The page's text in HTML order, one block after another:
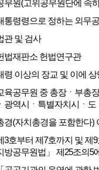
무원(고위공무원단에 속
통령령으로 정하는 외무
관 및 검사
법재판소 헌법연구관
령 이상의 장교 및 이에
육공무원 중 총장ㆍ부총
ㆍ광역시ㆍ특별자치시ㆍ
경(자치총경을 포함한다)
3호부터 제7호까지 및 제
방공무원법」 제25조의5